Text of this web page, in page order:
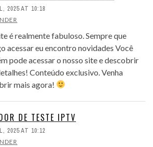
2025 AT 10:18
é realmente fabuloso. Sempre que
acessar eu encontro novidades Você
pode acessar o nosso site e descobrir
Conteúdo exclusivo. Venha
mais agora!
DE TESTE IPTV
2025 AT 10:12